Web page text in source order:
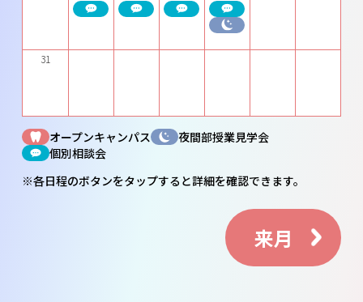
来月
31
オープンキャンパス
夜間部授業見学会
個別相談会
※各日程のボタンをタップすると詳細を確認できます。